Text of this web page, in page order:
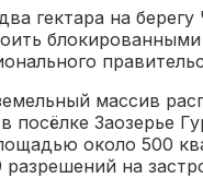
гектара на
массив
посёлке Заозерье
около 500
на